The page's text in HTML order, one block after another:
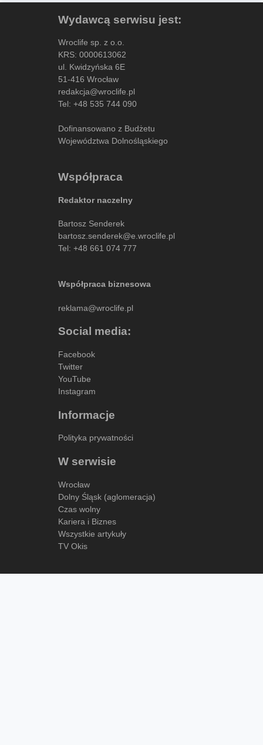
Wydawcą serwisu jest:
Wroclife sp. z o.o.
KRS: 0000613062
ul. Kwidzyńska 6E
51-416 Wrocław
redakcja@wroclife.pl
Tel: +48 535 744 090
Dofinansowano z Budżetu
Województwa Dolnośląskiego
Współpraca
Redaktor naczelny
Bartosz Senderek
bartosz.senderek@e.wroclife.pl
Tel: +48 661 074 777
Współpraca biznesowa
reklama@wroclife.pl
Social media:
Facebook
Twitter
YouTube
Instagram
Informacje
Polityka prywatności
W serwisie
Wrocław
Dolny Śląsk (aglomeracja)
Czas wolny
Kariera i Biznes
Wszystkie artykuły
TV Okis